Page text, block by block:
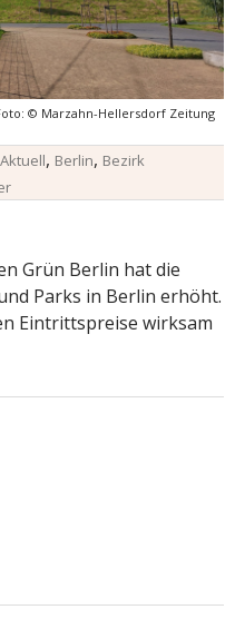
© Marzahn-Hellersdorf Zeitung
Aktuell, Berlin, Bezirk
Grün Berlin hat die
Parks in Berlin erhöht.
Eintrittspreise wirksam